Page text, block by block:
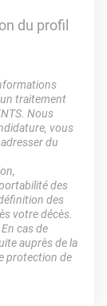
du profil
traitement
Nous
vous
du
des
des
votre décès.
En cas de
auprès de la
protection de